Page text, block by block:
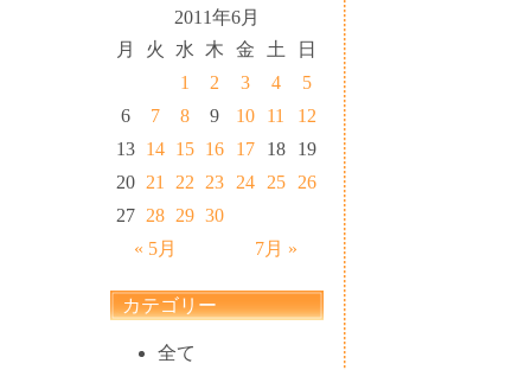
2011年6月
月
火 水 木 金 土 日
« 5月 7月 »
1 2 3 4
5
6
7 8 9 10 11
12
13 14 15 16 17 18
19
20 21 22 23 24 25
26
27 28 29 30
カテゴリー
全て